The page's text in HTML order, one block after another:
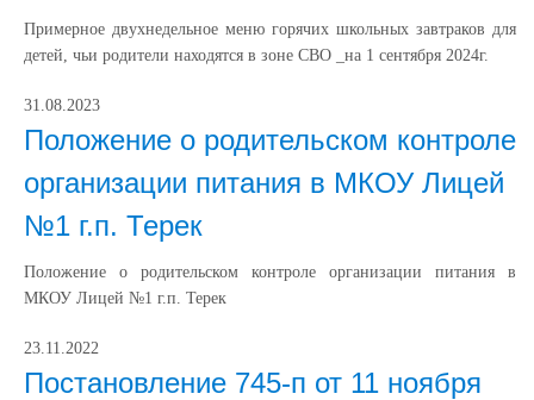
Примерное двухнедельное меню горячих школьных завтраков для
детей, чьи родители находятся в зоне СВО _на 1 сентября 2024г.
31.08.2023
Положение о родительском контроле
организации питания в МКОУ Лицей
№1 г.п. Терек
Положение о родительском контроле организации питания в
МКОУ Лицей №1 г.п. Терек
23.11.2022
Постановление 745-п от 11 ноября